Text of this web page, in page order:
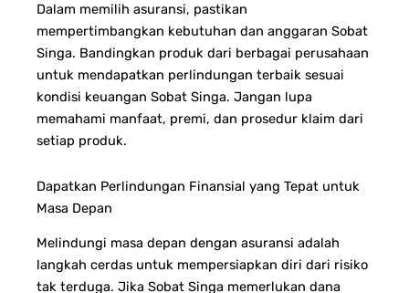
Dalam memilih asuransi, pastikan
mempertimbangkan kebutuhan dan anggaran Sobat
Singa. Bandingkan produk dari berbagai perusahaan
untuk mendapatkan perlindungan terbaik sesuai
kondisi keuangan Sobat Singa. Jangan lupa
memahami manfaat, premi, dan prosedur klaim dari
setiap produk.
Dapatkan Perlindungan Finansial yang Tepat untuk
Masa Depan
Melindungi masa depan dengan asuransi adalah
langkah cerdas untuk mempersiapkan diri dari risiko
tak terduga. Jika Sobat Singa memerlukan dana